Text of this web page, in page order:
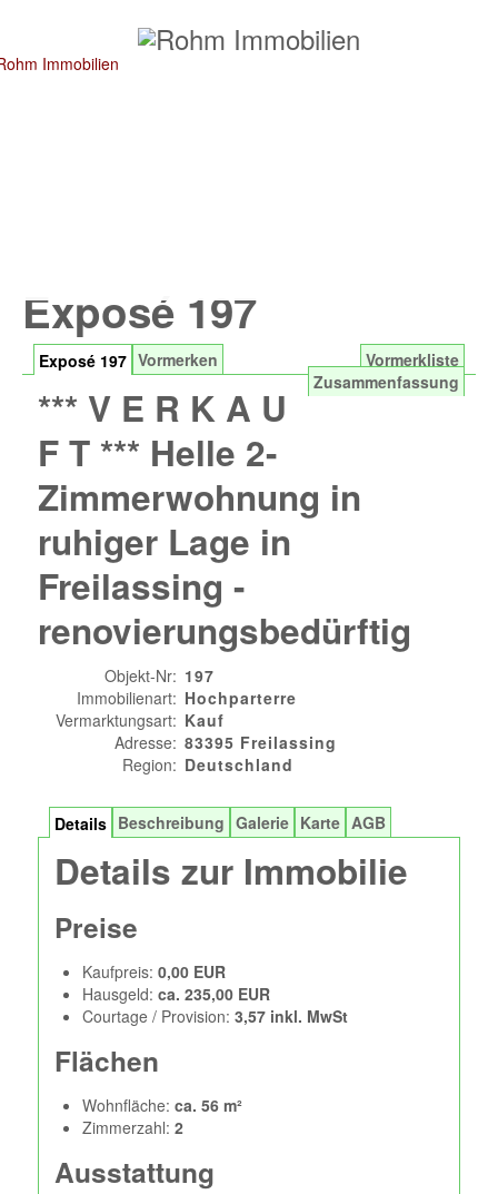
Exposé 197
Exposé 197 Vormerken
Vormerkliste
Zusammenfassung
*** V E R K A U
F T *** Helle 2-
Zimmerwohnung in
ruhiger Lage in
Freilassing -
renovierungsbedürftig
Objekt-Nr: 197
Immobilienart: Hochparterre
Vermarktungsart: Kauf
Adresse: 83395 Freilassing
Region: Deutschland
Details Beschreibung Galerie Karte AGB
Details zur Immobilie
Preise
Kaufpreis: 0,00 EUR
Hausgeld: ca. 235,00 EUR
Courtage / Provision: 3,57 inkl. MwSt
Flächen
Wohnfläche: ca. 56 m²
Zimmerzahl: 2
Ausstattung